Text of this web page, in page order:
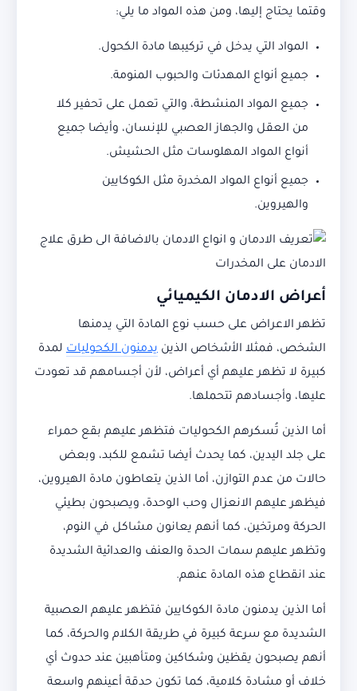
وقتما يحتاج إليها، ومن هذه المواد ما يلي:
المواد التي يدخل في تركيبها مادة الكحول.
جميع أنواع المهدئات والحبوب المنومة.
جميع المواد المنشطة، والتي تعمل على تحفير كلا
من العقل والجهاز العصبي للإنسان، وأيضا جميع
أنواع المواد المهلوسات مثل الحشيش.
جميع أنواع المواد المخدرة مثل الكوكايين
والهيروين.
أعراض الادمان الكيميائي
تظهر الاعراض على حسب نوع المادة التي يدمنها
الشخص، فمثلا الأشخاص الذين يدمنون الكحوليات لمدة
كبيرة لا تظهر عليهم أي أعراض، لأن أجسامهم قد تعودت
عليها، وأجسادهم تتحملها.
أما الذين تُسكرهم الكحوليات فتظهر عليهم بقع حمراء
على جلد اليدين، كما يحدث أيضا تشمع للكبد، وبعض
حالات من عدم التوازن، أما الذين يتعاطون مادة الهيروين،
فيظهر عليهم الانعزال وحب الوحدة، ويصبحون بطيئي
الحركة ومرتخين، كما أنهم يعانون مشاكل في النوم،
وتظهر عليهم سمات الحدة والعنف والعدائية الشديدة
عند انقطاع هذه المادة عنهم.
أما الذين يدمنون مادة الكوكايين فتظهر عليهم العصبية
الشديدة مع سرعة كبيرة في طريقة الكلام والحركة، كما
أنهم يصبحون يقظين وشكاكين ومتأهبين عند حدوث أي
خلاف أو مشادة كلامية، كما تكون حدقة أعينهم واسعة